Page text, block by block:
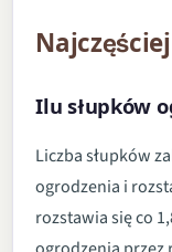
Ilu słupków
Liczba słupków
ogrodzenia i
rozstawia się co